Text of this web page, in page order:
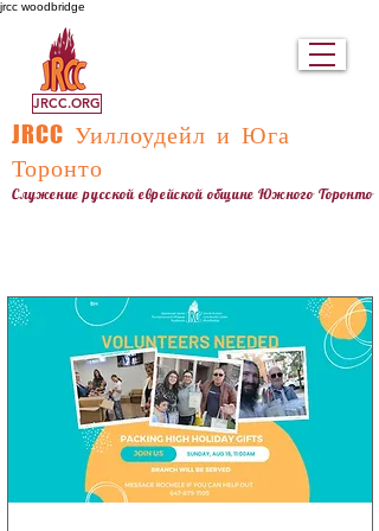
jrcc woodbridge
JRCC Уиллоудейл и Юга
Торонто
Служение русской еврейской общине Южного Торонто
JRCC.ORG